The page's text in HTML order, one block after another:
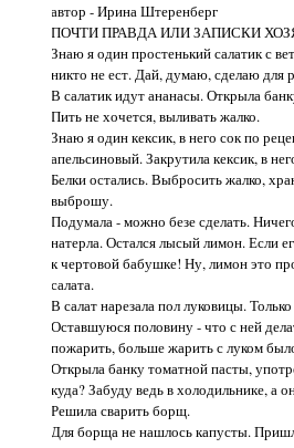
автор - Ирина Штеренберг
ПОЧТИ ПРАВДА ИЛИ ЗАПИСКИ
Знаю я один простенький салатик с
никто не ест. Дай, думаю, сделаю для
В салатик идут ананасы. Открыла
Пить не хочется, выливать жалко.
Знаю я один кексик, в него сок по
апельсиновый. Закрутила кексик, в
Белки остались. Выбросить жалко,
выброшу.
Подумала - можно безе сделать.
натерла. Остался лысый лимон. Если
к чертовой бабушке! Ну, лимон это
салата.
В салат нарезала пол луковицы.
Оставшуюся половину - что с ней
пожарить, больше жарить с луком
Открыла банку томатной пасты,
куда? Забуду ведь в холодильнике, а
Решила сварить борщ.
Для борща не нашлось капусты.